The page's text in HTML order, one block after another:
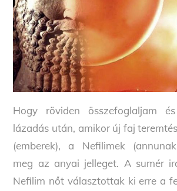
Hogy röviden összefoglaljam
lázadás után, amikor új faj
(emberek), a Nefilimek
meg az anyai jelleget. A sumér
Nefilim nőt választottak ki erre a